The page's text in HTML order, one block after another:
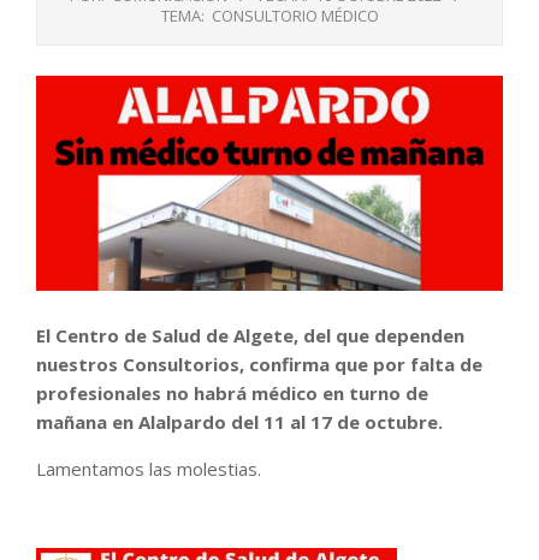
TEMA: CONSULTORIO MÉDICO
El Centro de Salud de Algete, del que dependen
nuestros Consultorios, confirma que por falta de
profesionales no habrá médico en turno de
mañana en Alalpardo del 11 al 17 de octubre.
Lamentamos las molestias.